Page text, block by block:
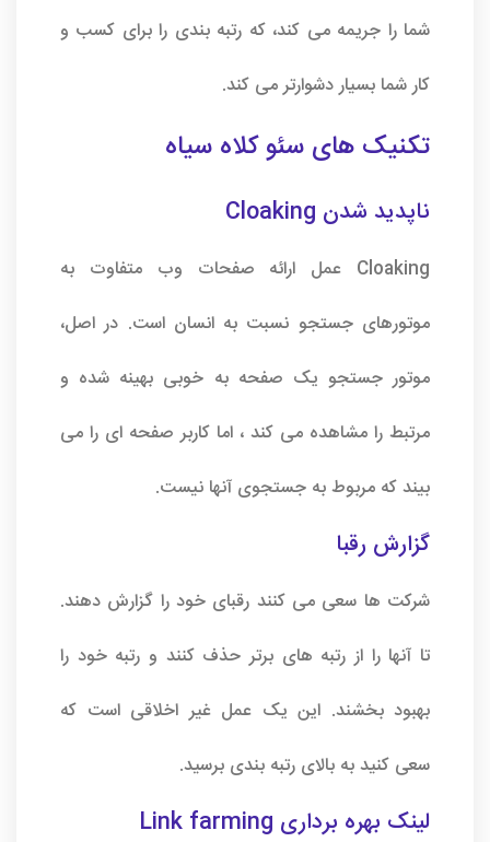
شما را جریمه می کند، که رتبه بندی را برای کسب و
کار شما بسیار دشوارتر می کند.
تکنیک های سئو کلاه سیاه
ناپدید شدن Cloaking
Cloaking عمل ارائه صفحات وب متفاوت به
موتورهای جستجو نسبت به انسان است. در اصل،
موتور جستجو یک صفحه به خوبی بهینه شده و
مرتبط را مشاهده می کند ، اما کاربر صفحه ای را می
بیند که مربوط به جستجوی آنها نیست.
گزارش رقبا
شرکت ها سعی می کنند رقبای خود را گزارش دهند.
تا آنها را از رتبه های برتر حذف کنند و رتبه خود را
بهبود بخشند. این یک عمل غیر اخلاقی است که
سعی کنید به بالای رتبه بندی برسید.
لینک بهره برداری Link farming